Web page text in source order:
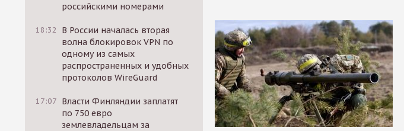
российскими номерами
18:32
В России началась вторая
волна блокировок VPN по
одному из самых
распространенных и удобных
протоколов WireGuard
17:07 Власти Финляндии заплатят
по 750 евро
землевладельцам за